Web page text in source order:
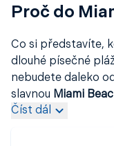
Proč do
Co si představíte,
dlouhé písečné
nebudete daleko
slavnou Miami
rezidencí a
Číst dál